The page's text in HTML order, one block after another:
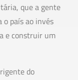
que a gente
o país ao invés
e construir um
do